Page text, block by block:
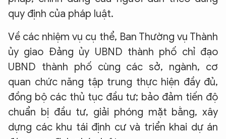
quy định của pháp luật.
Về các nhiệm vụ cụ thể, Ban Thường vụ Thành
ủy giao Đảng ủy UBND thành phố chỉ đạo
UBND thành phố cùng các sở, ngành, cơ
quan chức năng tập trung thực hiện đầy đủ,
đồng bộ các thủ tục đầu tư; bảo đảm tiến độ
chuẩn bị đầu tư, giải phóng mặt bằng, xây
dựng các khu tái định cư và triển khai dự án